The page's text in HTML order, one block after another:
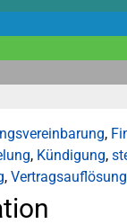
,
, Kündigung,
, Vertragsauflösung